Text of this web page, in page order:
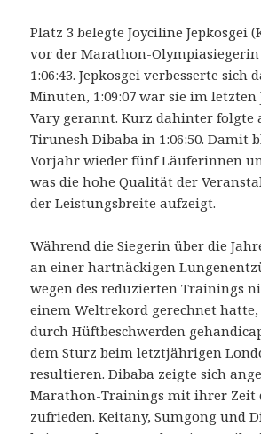
Platz 3 belegte Joyciline Jepkosgei
vor der Marathon-
1:06:43. Jepkosgei verbesserte sich
Minuten, 1:09:07 war sie im
Vary gerannt. Kurz dahinter folgte
Tirunesh Dibaba in 1:06:50. Damit
Vorjahr wieder fünf Läuferinnen
was die hohe Qualität der
der Leistungsbreite aufzeigt.
Während die Siegerin über die
an einer hartnäckigen
wegen des reduzierten Trainings
einem Weltrekord gerechnet
durch Hüftbeschwerden
dem Sturz beim letztjährigen
resultieren. Dibaba zeigte sich
Marathon-Trainings mit ihrer Zeit
zufrieden. Keitany, Sumgong und